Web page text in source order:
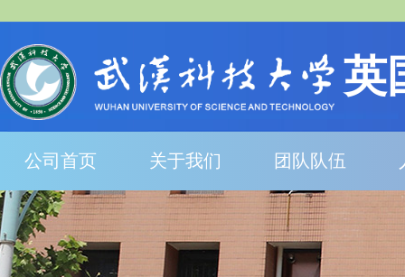
英
公司首页 关于我们 团队队伍